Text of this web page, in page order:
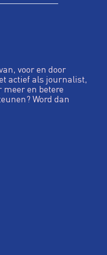
voor en door
actief als journalist,
meer en betere
Word dan